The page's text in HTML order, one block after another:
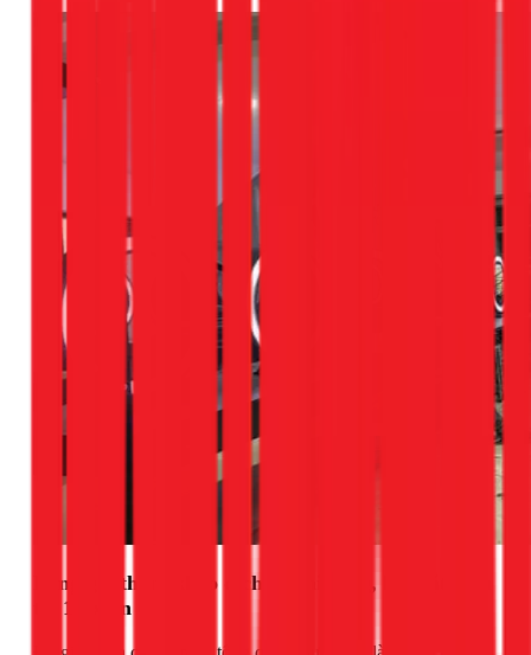
Bảng giá tham khảo dịch vụ thi công, lắp đặt điện
tại 1Fix.vn